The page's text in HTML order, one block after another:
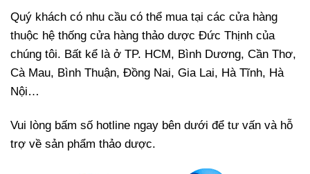
Quý khách có nhu cầu có thể mua tại các cửa hàng
thuộc hệ thống cửa hàng thảo dược Đức Thịnh của
chúng tôi. Bất kể là ở TP. HCM, Bình Dương, Cần Thơ,
Cà Mau, Bình Thuận, Đồng Nai, Gia Lai, Hà Tĩnh, Hà
Nội…
Vui lòng bấm số hotline ngay bên dưới để tư vấn và hỗ
trợ về sản phẩm thảo dược.